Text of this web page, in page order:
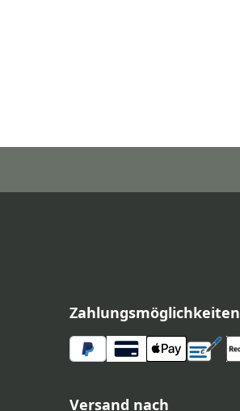
Zahlungsmöglichkeiten
Versand nach